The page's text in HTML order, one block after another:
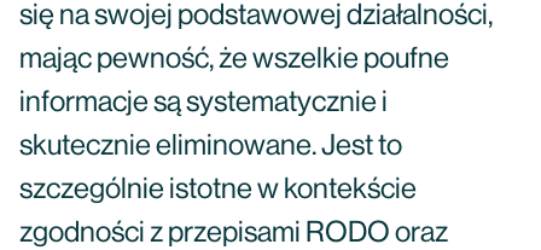
się na swojej podstawowej działalności,
mając pewność, że wszelkie poufne
informacje są systematycznie i
skutecznie eliminowane. Jest to
szczególnie istotne w kontekście
zgodności z przepisami RODO oraz